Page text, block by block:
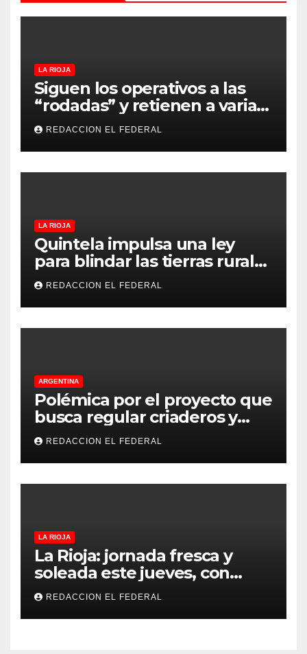
LA RIOJA
Siguen los operativos a las
“rodadas” y retienen a varias
motocicletas
REDACCION EL FEDERAL
LA RIOJA
Quintela impulsa una ley
para blindar las tierras rurales
de La Rioja: cuáles son los
principales puntos
REDACCION EL FEDERAL
ARGENTINA
Polémica por el proyecto que
busca regular criaderos y
refugios de perros y gatos:
denuncian excesos, mientras
proteccionistas reclaman
controles más duros
REDACCION EL FEDERAL
LA RIOJA
La Rioja: jornada fresca y
soleada este jueves, con
temperaturas estables para
el viernes
REDACCION EL FEDERAL